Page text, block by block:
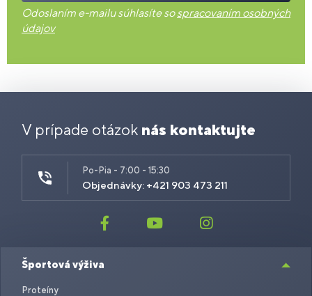
Odoslaním e-mailu súhlasíte sospracovaním osobných
údajov
V prípade otázok nás kontaktujte
Po-Pia - 7:00 - 15:30
Objednávky: +421 903 473 211
Športová výživa
Proteíny